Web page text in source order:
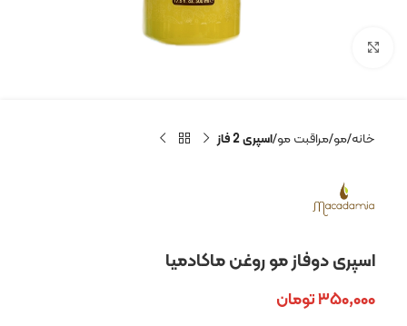
خانه مو مراقبت مو اسپری 2 فاز
اسپری دوفاز مو روغن ماکادمیا
۳۵۰,۰۰۰تومان